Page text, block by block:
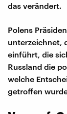
das verändert.
Polens
unterzeichnet,
einführt, die
Russland die
welche
getroffen